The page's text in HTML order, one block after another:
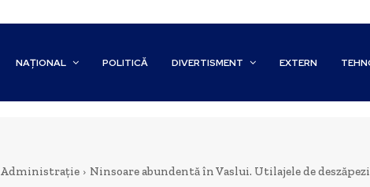
NAȚIONAL POLITICĂ DIVERTISMENT EXTERN
Administrație Ninsoare abundentă în Vaslui. Utilajele de